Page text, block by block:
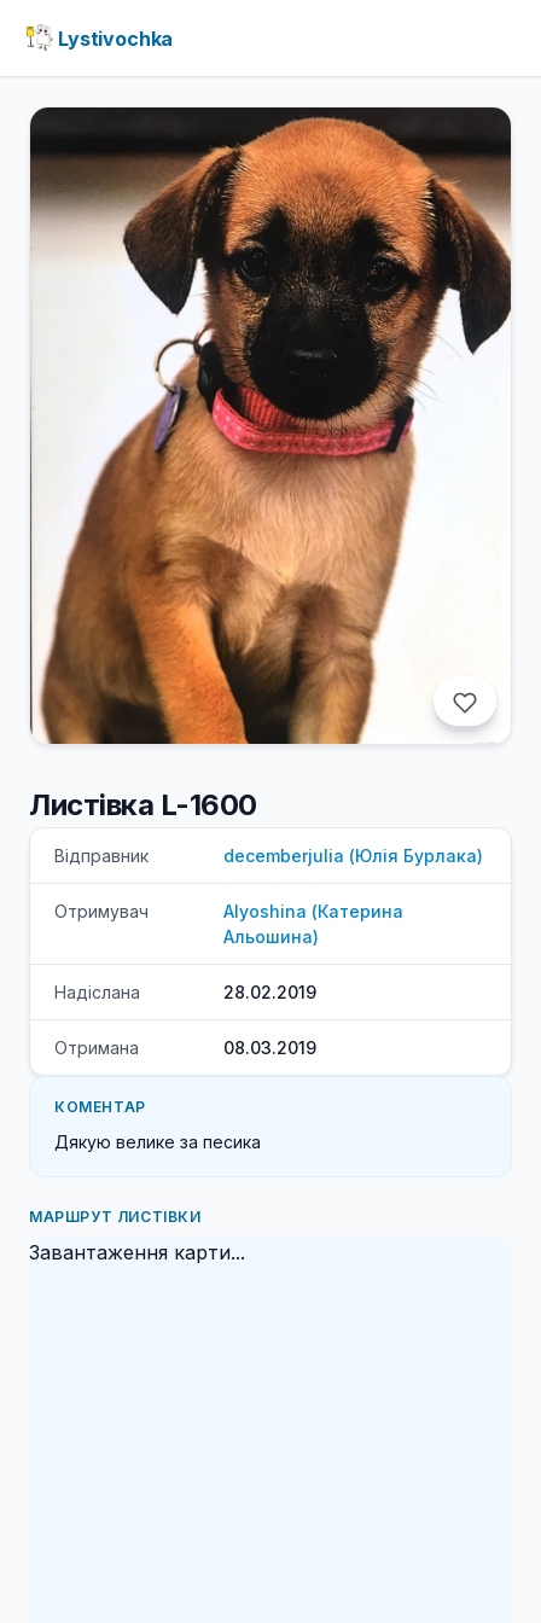
Lystivochka
Листівка L-1600
Відправник decemberjulia (Юлія Бурлака)
Отримувач Alyoshina (Катерина
Альошина)
Надіслана 28.02.2019
Отримана 08.03.2019
КОМЕНТАР
Дякую велике за песика
МАРШРУТ ЛИСТІВКИ
Завантаження карти...